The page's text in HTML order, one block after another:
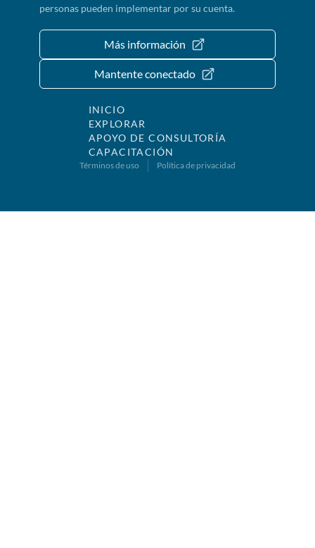
personas pueden implementar por su cuenta.
Más información
Mantente conectado
INICIO
EXPLORAR
APOYO DE CONSULTORÍA
CAPACITACIÓN
Términos de uso Política de privacidad